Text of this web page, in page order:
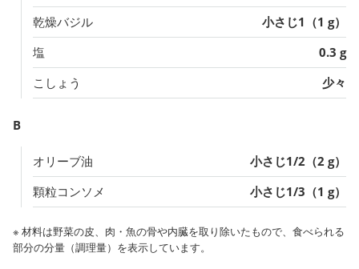
乾燥バジル
小さじ1（1 g）
塩
0.3 g
こしょう
少々
B
オリーブ油
小さじ1/2（2 g）
顆粒コンソメ
小さじ1/3（1 g）
※ 材料は野菜の皮、肉・魚の骨や内臓を取り除いたもので、食べられる
部分の分量（調理量）を表示しています。